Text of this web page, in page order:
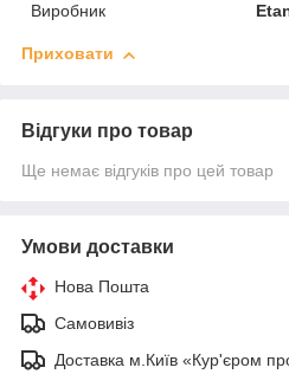
Виробник
Приховати
Відгуки про товар
Ще немає відгуків про цей товар
Умови доставки
Нова Пошта
Самовивіз
Доставка м.Київ «Кур'єром